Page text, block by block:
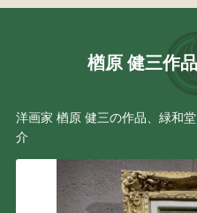
楢原 健三作
洋画家 楢原 健三の作品、緑和
介